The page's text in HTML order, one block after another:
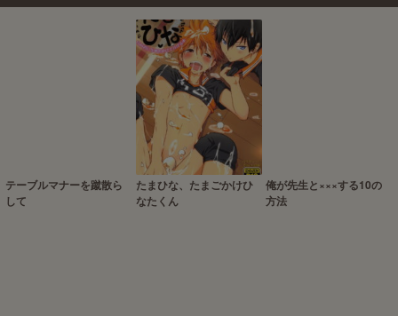
テーブルマナーを蹴散ら
して
たまひな、たまごかけひ
なたくん
俺が先生と×××する10の
方法